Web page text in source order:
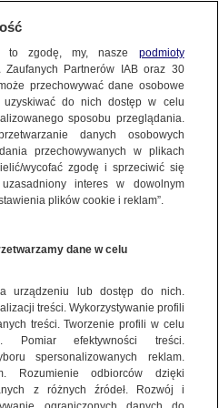
szpitala z błonicą. Na szczęście lekarz
dobry!
wszystkich usług
to zgodę, my, nasze podmioty
Zaufanych Partnerów IAB oraz 30
przechowywać dane osobowe
do nich dostęp w celu
sposobu przeglądania.
danych osobowych
przechowywanych w plikach
wycofać zgodę i sprzeciwić się
interes w dowolnym
plików cookie i reklam”.
dane w celu
urządzeniu lub dostęp do nich.
treści. Wykorzystywanie profili
treści. Tworzenie profili w celu
Pomiar efektywności treści.
spersonalizowanych reklam.
Rozumienie odbiorców dzięki
z różnych źródeł. Rozwój i